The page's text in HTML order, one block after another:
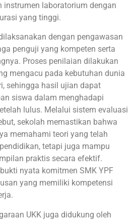
instrumen laboratorium dengan
yang tinggi.
dengan pengawasan
penguji yang kompeten serta
Proses penilaian dilakukan
mengacu pada kebutuhan dunia
sehingga hasil ujian dapat
siswa dalam menghadapi
lulus. Melalui sistem evaluasi
sekolah memastikan bahwa
memahami teori yang telah
tetapi juga mampu
praktis secara efektif.
nyata komitmen SMK YPF
yang memiliki kompetensi
UKK juga didukung oleh